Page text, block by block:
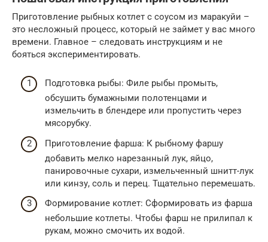
Приготовление рыбных котлет с соусом из маракуйи –
это несложный процесс, который не займет у вас много
времени. Главное – следовать инструкциям и не
бояться экспериментировать.
Подготовка рыбы: Филе рыбы промыть,
обсушить бумажными полотенцами и
измельчить в блендере или пропустить через
мясорубку.
Приготовление фарша: К рыбному фаршу
добавить мелко нарезанный лук, яйцо,
панировочные сухари, измельченный шнитт-лук
или кинзу, соль и перец. Тщательно перемешать.
Формирование котлет: Сформировать из фарша
небольшие котлеты. Чтобы фарш не прилипал к
рукам, можно смочить их водой.